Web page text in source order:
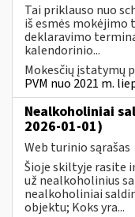
Tai priklauso nuo
iš esmės mokėjimo
deklaravimo
kalendorinio...
Mokesčių įstatymų
PVM nuo 2021 m.
Nealkoholiniai
2026-01-01)
Web turinio sąrašas
Šioje skiltyje rasite
už nealkoholinius
nealkoholiniai
objektu; Koks yra...